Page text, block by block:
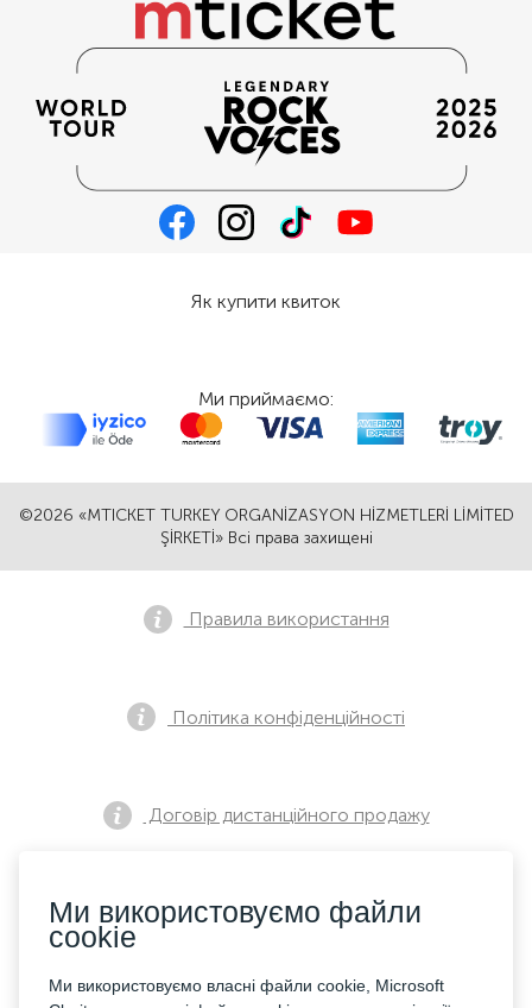
©2026 «MTICKET TURKEY ORGANİZASYON HİZMETLERİ LİMİTED
ŞİRKETİ» Всі права захищені
Як купити квиток
Ми приймаємо:
Правила використання
Політика конфіденційності
Договір дистанційного продажу
Повідомлення про попередній продаж
Ми використовуємо файли
cookie
Ми використовуємо власні файли cookie, Microsoft